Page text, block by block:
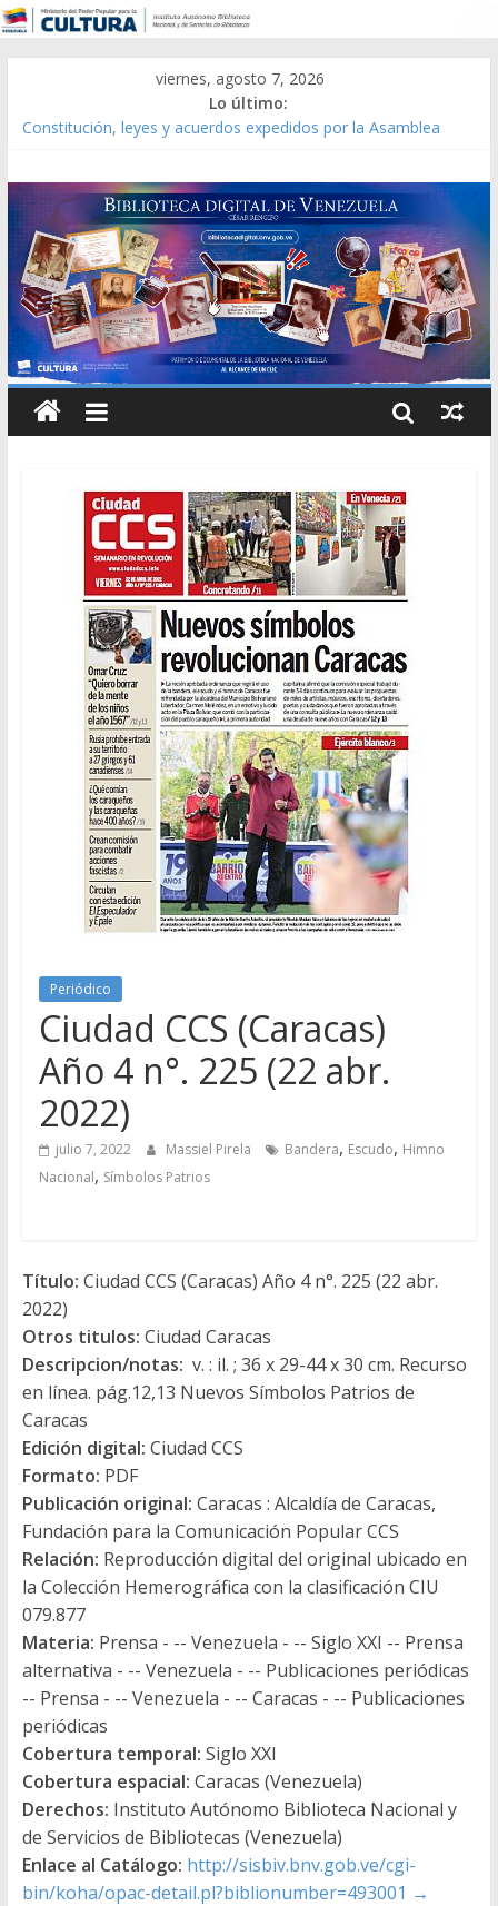
viernes, agosto 7, 2026
Lo último:
Constitución, leyes y acuerdos expedidos por la Asamblea
Modesta Bor Sánchez [material gráfico]
Gaceta Oficial de la República de Venezuela año CXXXIII Mes V,
Caracas 09 de marzo de 2006 N° 38.394
Catálogo temático de obras de Modesta Bor
Periódico
Ciudad CCS (Caracas)
Año 4 n°. 225 (22 abr.
2022)
julio 7, 2022 Massiel Pirela Bandera, Escudo, Himno
Nacional, Símbolos Patrios
Título: Ciudad CCS (Caracas) Año 4 n°. 225 (22 abr.
2022)
Otros titulos: Ciudad Caracas
Descripcion/notas: v. : il. ; 36 x 29-44 x 30 cm. Recurso
en línea. pág.12,13 Nuevos Símbolos Patrios de
Caracas
Edición digital: Ciudad CCS
Formato: PDF
Publicación original: Caracas : Alcaldía de Caracas,
Fundación para la Comunicación Popular CCS
Relación: Reproducción digital del original ubicado en
la Colección Hemerográfica con la clasificación CIU
079.877
Materia: Prensa - -- Venezuela - -- Siglo XXI -- Prensa
alternativa - -- Venezuela - -- Publicaciones periódicas
-- Prensa - -- Venezuela - -- Caracas - -- Publicaciones
periódicas
Cobertura temporal: Siglo XXI
Cobertura espacial: Caracas (Venezuela)
Derechos: Instituto Autónomo Biblioteca Nacional y
de Servicios de Bibliotecas (Venezuela)
Enlace al Catálogo: http://sisbiv.bnv.gob.ve/cgi-
bin/koha/opac-detail.pl?biblionumber=493001 →